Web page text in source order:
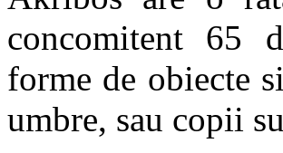
concomitent 65
forme de obiecte
umbre, sau copii